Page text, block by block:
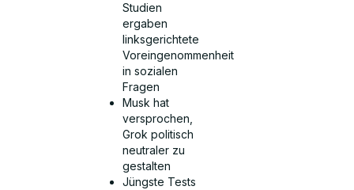
Studien
ergaben
linksgerichtete
Voreingenommenheit
in sozialen
Fragen
Musk hat
versprochen,
Grok politisch
neutraler zu
gestalten
Jüngste Tests